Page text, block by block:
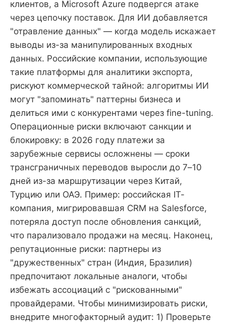
клиентов, а Microsoft Azure подвергся атаке
через цепочку поставок. Для ИИ добавляется
"отравление данных" — когда модель искажает
выводы из-за манипулированных входных
данных. Российские компании, использующие
такие платформы для аналитики экспорта,
рискуют коммерческой тайной: алгоритмы ИИ
могут "запоминать" паттерны бизнеса и
делиться ими с конкурентами через fine-tuning.
Операционные риски включают санкции и
блокировку: в 2026 году платежи за
зарубежные сервисы осложнены — сроки
трансграничных переводов выросли до 7–10
дней из-за маршрутизации через Китай,
Турцию или ОАЭ. Пример: российская IT-
компания, мигрировавшая CRM на Salesforce,
потеряла доступ после обновления санкций,
что парализовало продажи на месяц. Наконец,
репутационные риски: партнеры из
"дружественных" стран (Индия, Бразилия)
предпочитают локальные аналоги, чтобы
избежать ассоциаций с "рискованными"
провайдерами. Чтобы минимизировать риски,
внедрите многофакторный аудит: 1) Проверьте